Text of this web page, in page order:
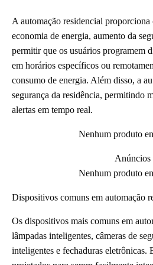
A automação residencial proporciona
economia de energia, aumento da
permitir que os usuários programem
em horários específicos ou
consumo de energia. Além disso, a
segurança da residência, permitindo
alertas em tempo real.
Nenhum produto
Anúncios
Nenhum produto
Dispositivos comuns em automação
Os dispositivos mais comuns em
lâmpadas inteligentes, câmeras de
inteligentes e fechaduras eletrônicas.